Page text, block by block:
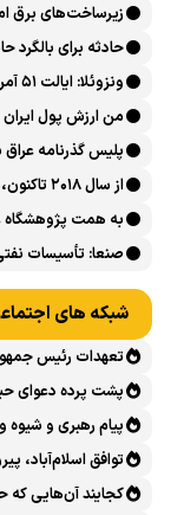
زیرساخت‌های برق
حادثه برای بالگرد
ونزوئلا: ایالت ۵۱ آمریکا!
من ارزش پول ایران
پلیس گذرنامه
است
به همت پژوهشگاه
«اربعین حسینی در
صنعا: تأسیسات
شبکه های
تعهدات رئیس
پشت پرده دعوای
پیام رهبری و شیوه
توافق اسلام‌آباد،
کجایند آن‌هایی که